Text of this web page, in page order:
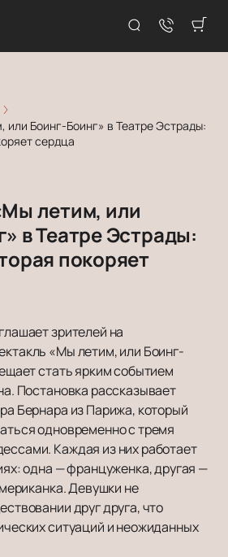
или Боинг-Боинг» в Театре Эстрады:
сердца
летим, или
в Театре Эстрады:
покоряет
зрителей на
«Мы летим, или Боинг-
стать ярким событием
Постановка рассказывает
Бернара из Парижа, который
одновременно с тремя
Каждая из них работает
одна — француженка, другая —
Девушки не
друг друга, что
ситуаций и неожиданных